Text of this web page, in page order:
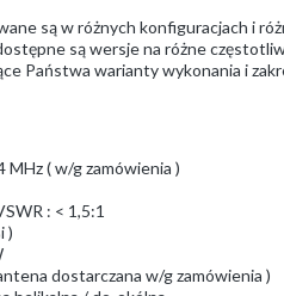
są w różnych konfiguracjach i
są wersje na różne
Państwa warianty wykonania i
MHz ( w/g zamówienia )
: < 1,5:1
)
dostarczana w/g zamówienia )